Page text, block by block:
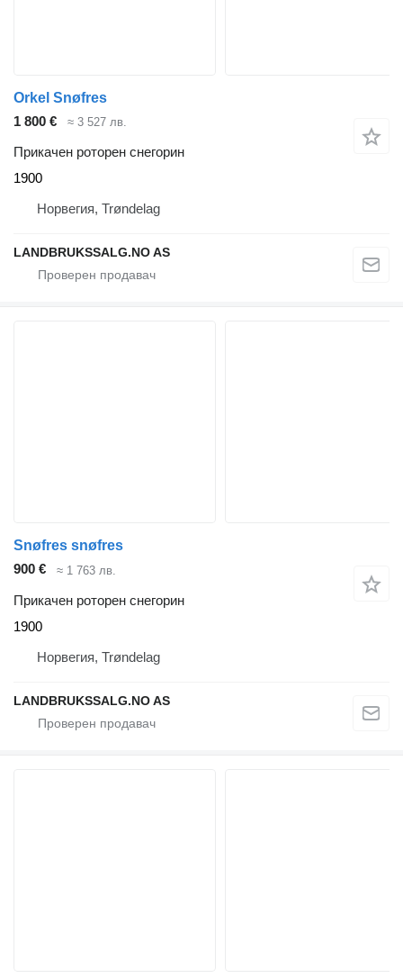
Orkel Snøfres
1 800 €
≈ 3 527 лв.
Прикачен роторен снегорин
1900
Норвегия, Trøndelag
LANDBRUKSSALG.NO AS
Snøfres snøfres
900 €
≈ 1 763 лв.
Прикачен роторен снегорин
1900
Норвегия, Trøndelag
LANDBRUKSSALG.NO AS